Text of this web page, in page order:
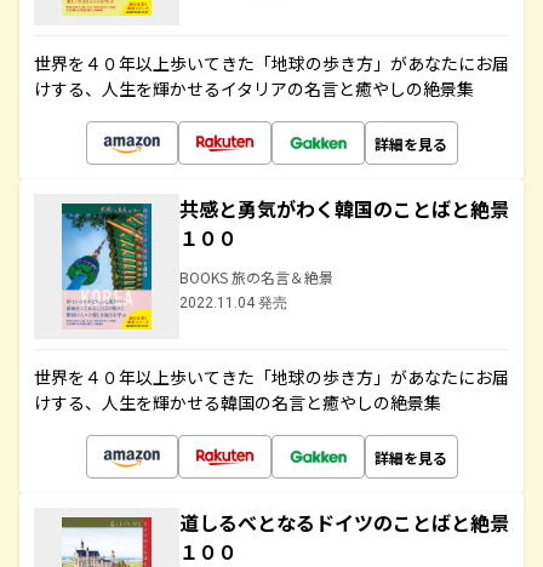
世界を４０年以上歩いてきた「地球の歩き方」があなたにお届
けする、人生を輝かせるイタリアの名言と癒やしの絶景集
詳細を見る
共感と勇気がわく韓国のことばと絶景
１００
BOOKS 旅の名言＆絶景
2022.11.04 発売
世界を４０年以上歩いてきた「地球の歩き方」があなたにお届
けする、人生を輝かせる韓国の名言と癒やしの絶景集
詳細を見る
道しるべとなるドイツのことばと絶景
１００